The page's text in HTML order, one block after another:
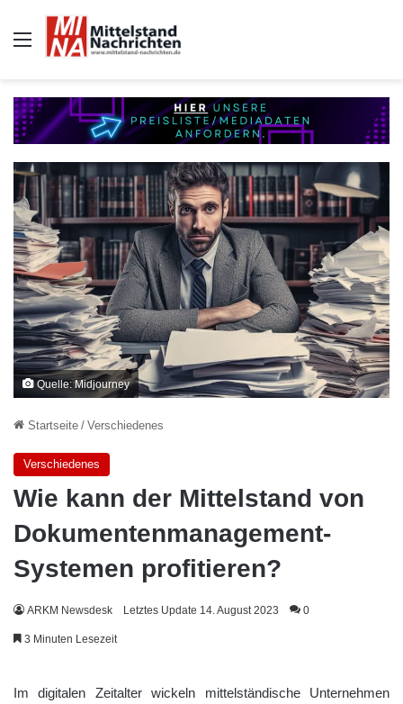
Auswahl
Quelle: Midjourney
Startseite / Verschiedenes
Verschiedenes
Wie kann der Mittelstand von
Dokumentenmanagement-
Systemen profitieren?
ARKM Newsdesk Letztes Update 14. August 2023 0
3 Minuten Lesezeit
Im digitalen Zeitalter wickeln mittelständische Unternehmen